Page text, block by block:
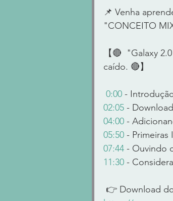
📌 Venha
"CONCEITO
【🔴  "Galaxy
caído. 🔴】
0:00 -
02:05 -
04:00 -
05:50 - Primeiras
07:44 - Ouvindo
11:30 -
👉 Download